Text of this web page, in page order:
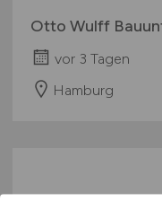
Otto Wulff
vor 3 Tagen
Hamburg